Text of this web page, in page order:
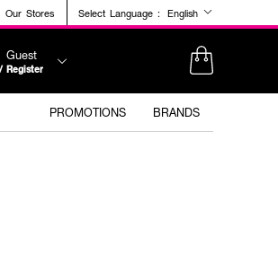
Our Stores Select Language : English
Guest
Register
PROMOTIONS BRANDS